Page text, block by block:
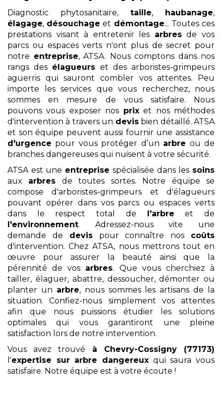
Diagnostic phytosanitaire, taille, haubanage,
élagage, désouchage et démontage... Toutes ces
prestations visant à entretenir les arbresde vos
parcs ou espaces verts n'ont plus de secret pour
notre entreprise, ATSA. Nous comptons dans nos
rangs des élagueurs et des arboristes-grimpeurs
aguerris qui sauront combler vos attentes. Peu
importe les services que vous recherchez, nous
sommes en mesure de vous satisfaire. Nous
pouvons vous exposer nos prixet nos méthodes
d'intervention à travers un devisbien détaillé. ATSA
et son équipe peuvent aussi fournir une assistance
d'urgence pour vous protéger d’un arbre ou de
branches dangereuses qui nuisent à votre sécurité.
ATSA est une entreprise spécialisée dans les soins
aux arbres de toutes sortes. Notre équipe se
compose d'arboristes-grimpeurs et d'élagueurs
pouvant opérer dans vos parcs ou espaces verts
dans le respect total de
l'arbre et de
l'environnement. Adressez-nous vite une
demande de devispour connaître nos coûts
d'intervention. Chez ATSA, nous mettrons tout en
œuvre pour assurer la beauté ainsi que la
pérennité de vos arbres. Que vous cherchiez à
tailler, élaguer, abattre, dessoucher, démonter ou
planter un arbre, nous sommes les artisans de la
situation. Confiez-nous simplement vos attentes
afin que nous puissions étudier les solutions
optimales qui vous garantiront une pleine
satisfaction lors de notre intervention.
Vous avez trouvé à Chevry-Cossigny (77173)
l'expertise sur arbre dangereux qui saura vous
satisfaire. Notre équipe est à votre écoute !